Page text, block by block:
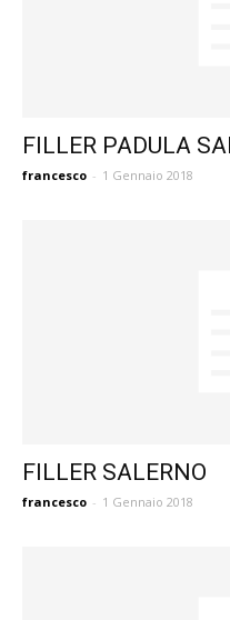
FILLER PADULA
francesco - 1 Gennaio 2018
FILLER SALERNO
francesco - 1 Gennaio 2018